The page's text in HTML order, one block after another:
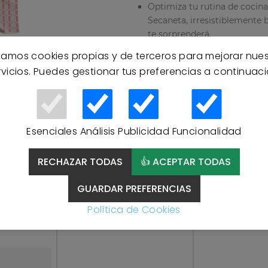
cookies propias y de terceros para mejorar
Puedes gestionar tus preferencias a
Esenciales Análisis Publicidad Funcionalidad
RECHAZAR TODAS
👍 ACEPTAR TODAS
GUARDAR PREFERENCIAS
Política de Cookies
Optimiza tu rutina de
Secaneta, irresistiblemente
te sorprenderá.
Productos Relacionados